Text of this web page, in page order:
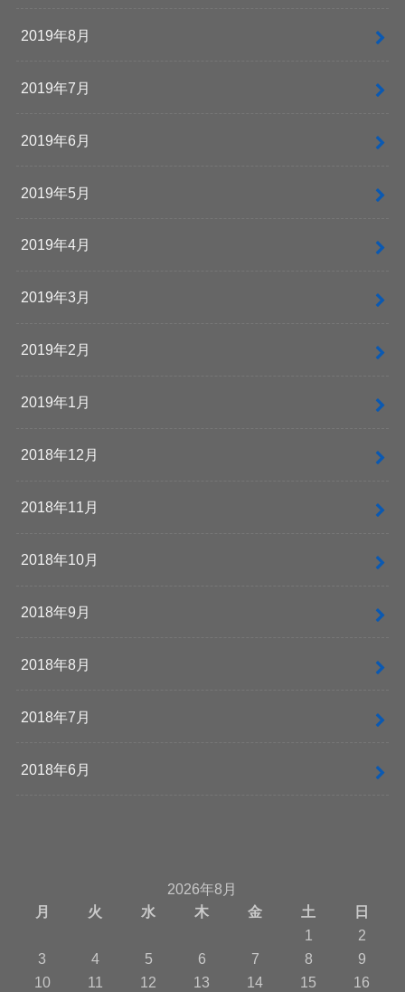
2019年8月
2019年7月
2019年6月
2019年5月
2019年4月
2019年3月
2019年2月
2019年1月
2018年12月
2018年11月
2018年10月
2018年9月
2018年8月
2018年7月
2018年6月
2026年8月
月
火 水 木 金 土
日
1
2
3
4 5 6 7 8
9
10
11 12 13 14 15 16